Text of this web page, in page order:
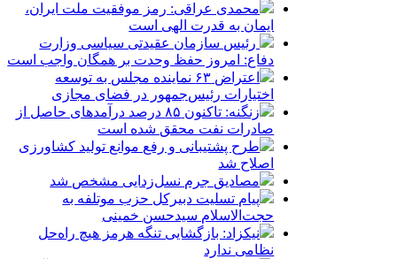
محمدی عراقی: رمز موفقیت ملت ایران،
ایمان به قدرت الهی است
رئیس سازمان عقیدتی سیاسی وزارت
دفاع: امروز حفظ وحدت بر همگان واجب است
اعتراض ۶۳ نماینده مجلس به توسعه
اختیارات رئیس‌جمهور در فضای مجازی
زنگنه: تاکنون ۸۵ درصد درآمدهای حاصل از
صادرات نفت محقق شده است
طرح پشتیبانی و رفع موانع تولید کشاورزی
اصلاح شد
مصادیق جرم نسل‌زدایی مشخص شد
پیام تسلیت دبیرکل حزب موتلفه به
حجت‌الاسلام سیدحسن خمینی
نیکزاد: بازگشایی تنگه هرمز هیچ راه‌حل
نظامی ندارد